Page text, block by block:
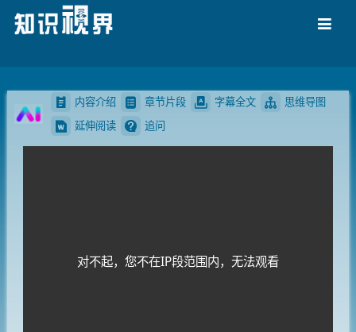
导航
内容介绍 章节片段 字幕全文
思维导图
延伸阅读
追问
对不起，您不在IP段范围内，无法观看